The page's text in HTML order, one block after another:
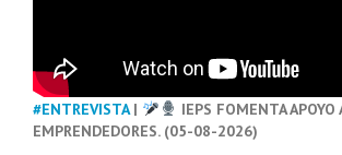
#ENTREVISTA|
IEPS FOMENTA APOYO
EMPRENDEDORES. (05-08-2026)